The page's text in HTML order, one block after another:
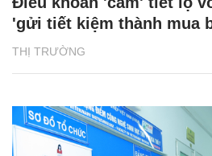
THỊ TRƯỜNG
'gửi tiết kiệm thành mua